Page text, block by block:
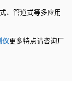
、管道式等多应用
仪 更多特点请咨询厂